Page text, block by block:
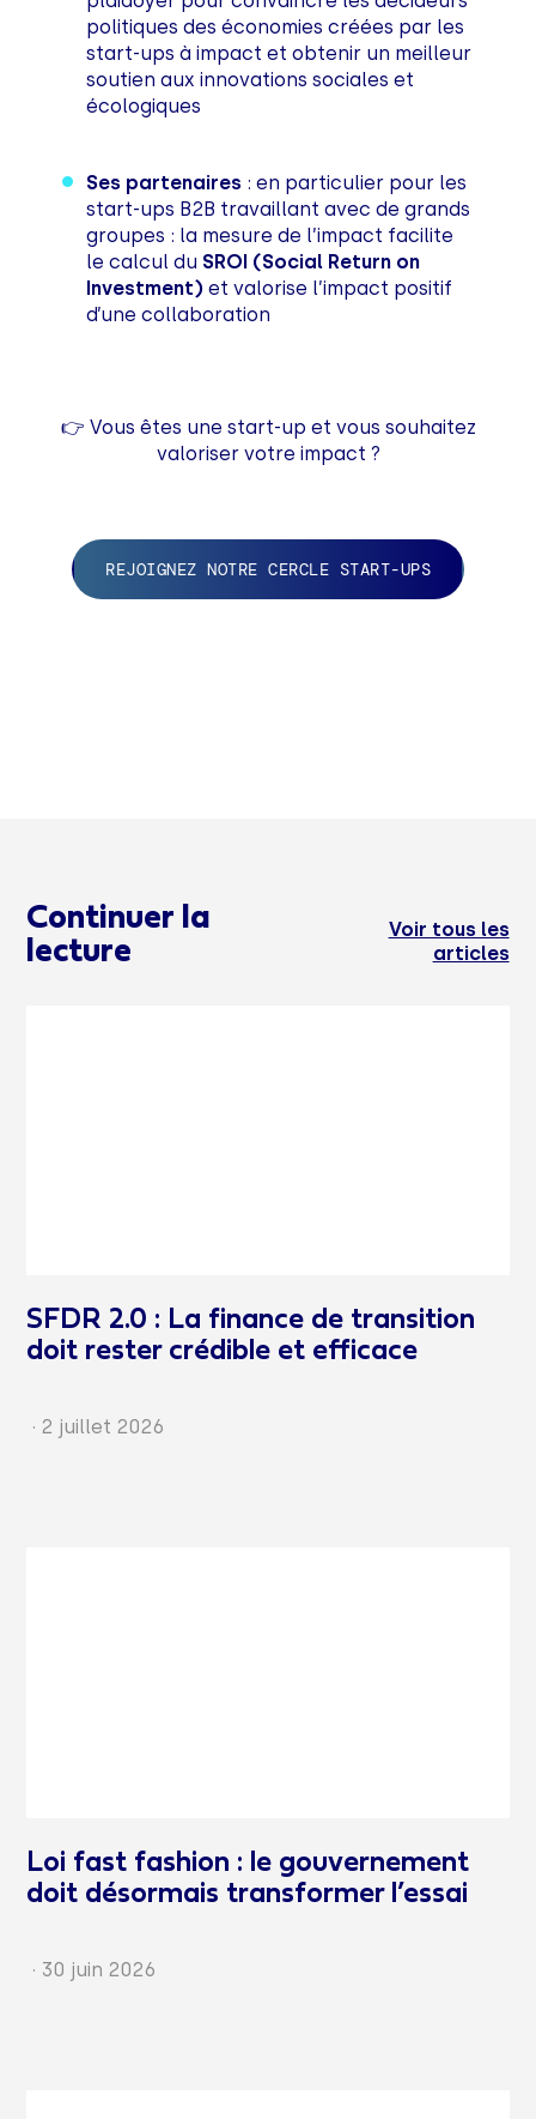
politiques des économies créées par les
start-ups à impact et obtenir un meilleur
soutien aux innovations sociales et
écologiques
Ses partenaires : en particulier pour les
start-ups B2B travaillant avec de grands
groupes : la mesure de l’impact facilite
le calcul du SROI (Social Return on
Investment) et valorise l’impact positif
d’une collaboration
👉 Vous êtes une start-up et vous souhaitez
valoriser votre impact ?
REJOIGNEZ NOTRE CERCLE START-UPS
Continuer la
lecture
Voir tous les
articles
SFDR 2.0 : La finance de transition
doit rester crédible et efficace
· 2 juillet 2026
Loi fast fashion : le gouvernement
doit désormais transformer l’essai
· 30 juin 2026